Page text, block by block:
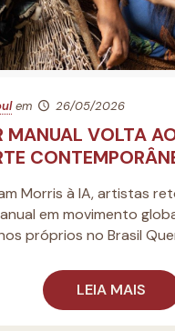
em 26/05/2026
MANUAL VOLTA
Morris à IA, artistas
em movimento
próprios no Brasil
LEIA MAIS